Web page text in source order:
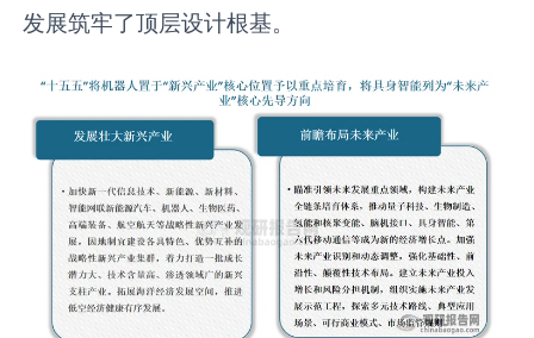
发展筑牢了顶层设计根基。